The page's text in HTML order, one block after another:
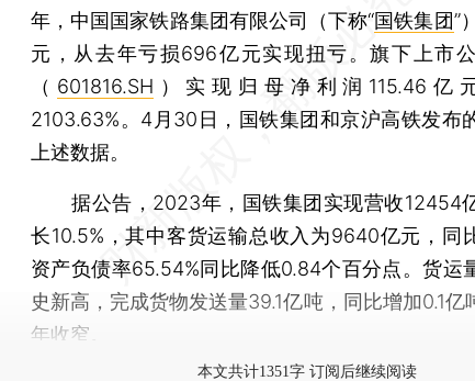
年，中国国家铁路集团有限公司（下称“国铁集团”
元，从去年亏损696亿元实现扭亏。旗下上市
（ 601816.SH ）实现归母净利润115.46亿
2103.63%。4月30日，国铁集团和京沪高铁发布
上述数据。
据公告，2023年，国铁集团实现营收12454
长10.5%，其中客货运输总收入为9640亿元，同
资产负债率65.54%同比降低0.84个百分点。货运
史新高，完成货物发送量39.1亿吨，同比增加0.1亿
年收窄。
本文共计1351字 订阅后继续阅读